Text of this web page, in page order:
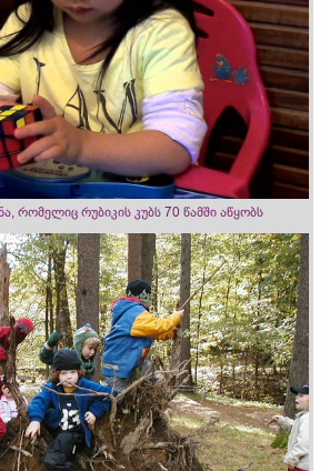
რომელიც რუბიკის კუბს 70 წამში აწყობს